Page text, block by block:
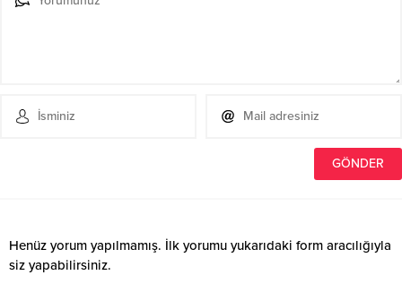
Henüz yorum yapılmamış. İlk yorumu yukarıdaki form aracılığıyla
siz yapabilirsiniz.